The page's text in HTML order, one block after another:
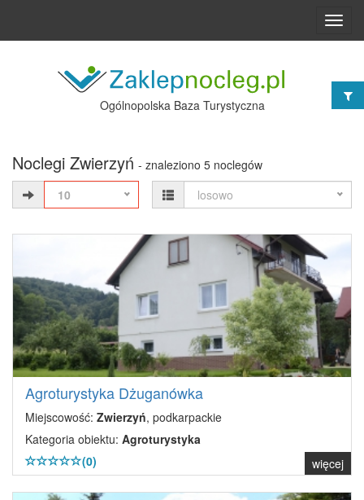
Ogólnopolska Baza Turystyczna
Noclegi Zwierzyń - znaleziono 5 noclegów
10
losowo
Agroturystyka Dżuganówka
Miejscowość: Zwierzyń, podkarpackie
Kategoria obiektu: Agroturystyka
(0)
więcej